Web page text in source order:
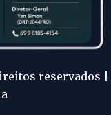
reservados |